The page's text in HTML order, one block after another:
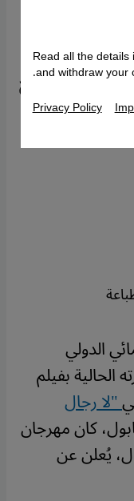
مهرجان
ببرنامج
من ليلة
الدولي
الحالية بفيلم
"لا رجال
كان مهرجان
يُعلن عن
Read all the
and withdraw your
Privacy Policy